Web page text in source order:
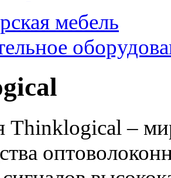
мебель
Thinklogical –